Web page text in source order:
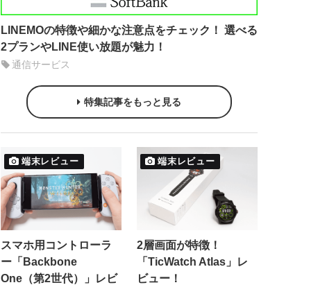
LINEMOの特徴や細かな注意点をチェック！ 選べる
2プランやLINE使い放題が魅力！
通信サービス
特集記事をもっと見る
端末レビュー
スマホ用コントローラ
ー「Backbone
One（第2世代）」レビ
端末レビュー
2層画面が特徴！
「TicWatch Atlas」レ
ビュー！